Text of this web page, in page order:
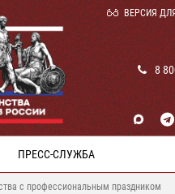
ВЕРСИЯ
8
ПРЕСС-СЛУЖБА
с профессиональным праздником